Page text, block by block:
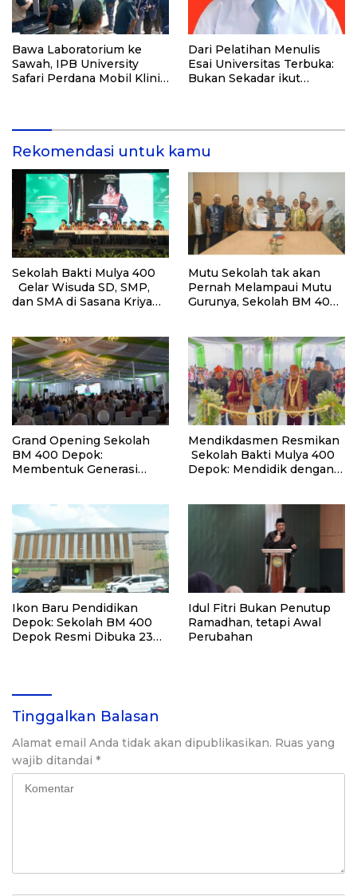
Bawa Laboratorium ke
Sawah, IPB University
Safari Perdana Mobil Klinik
Dari Pelatihan Menulis
Esai Universitas Terbuka:
Bukan Sekadar ikut
Rekomendasi untuk kamu
Sekolah Bakti Mulya 400
Gelar Wisuda SD, SMP,
dan SMA di Sasana Kriya
Empowering Indonesia’s
Future”
Mutu Sekolah tak akan
Pernah Melampaui Mutu
Gurunya, Sekolah BM 400
Grand Opening Sekolah
BM 400 Depok:
Membentuk Generasi
Mendikdasmen Resmikan
Sekolah Bakti Mulya 400
Depok: Mendidik dengan
Keunggulan Global
Ikon Baru Pendidikan
Depok: Sekolah BM 400
Depok Resmi Dibuka 23
Idul Fitri Bukan Penutup
Ramadhan, tetapi Awal
Perubahan
Tinggalkan Balasan
Alamat email Anda tidak akan dipublikasikan. Ruas yang
wajib ditandai *